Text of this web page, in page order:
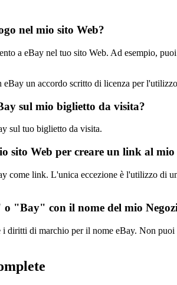
nel mio sito Web?
a eBay nel tuo sito Web. Ad esempio,
un accordo scritto di licenza per
sul mio biglietto da visita?
sul tuo biglietto da visita.
sito Web per creare un link al mio
come link. L'unica eccezione è l'utilizzo di
"Bay" con il nome del mio
diritti di marchio per il nome eBay. Non